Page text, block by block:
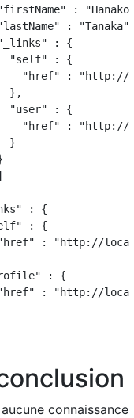
:
: "Tanaka",
: {
"self" : {
"href" :
},
"user" : {
"href" :
}
: {
: {
: "http://
: {
: "http://
connaissance